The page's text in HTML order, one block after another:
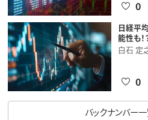
0
日経平
能性も！
白石 定
0
バックナンバー